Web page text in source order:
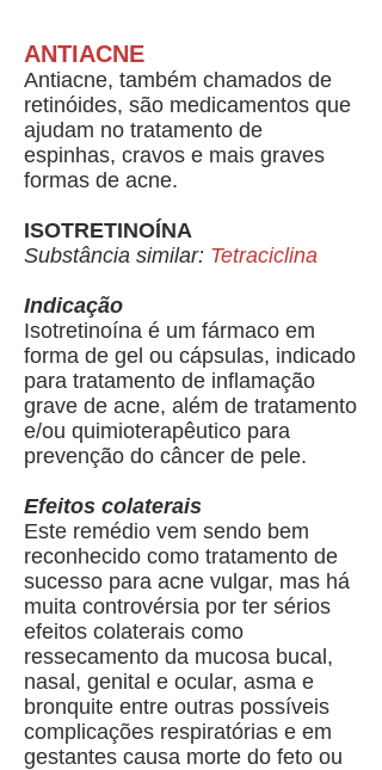
ANTIACNE
Antiacne, também chamados de
retinóides, são medicamentos que
ajudam no tratamento de
espinhas, cravos e mais graves
formas de acne.
ISOTRETINOÍNA
Substância similar: Tetraciclina
Indicação
Isotretinoína é um fármaco em
forma de gel ou cápsulas, indicado
para tratamento de inflamação
grave de acne, além de tratamento
e/ou quimioterapêutico para
prevenção do câncer de pele.
Efeitos colaterais
Este remédio vem sendo bem
reconhecido como tratamento de
sucesso para acne vulgar, mas há
muita controvérsia por ter sérios
efeitos colaterais como
ressecamento da mucosa bucal,
nasal, genital e ocular, asma e
bronquite entre outras possíveis
complicações respiratórias e em
gestantes causa morte do feto ou